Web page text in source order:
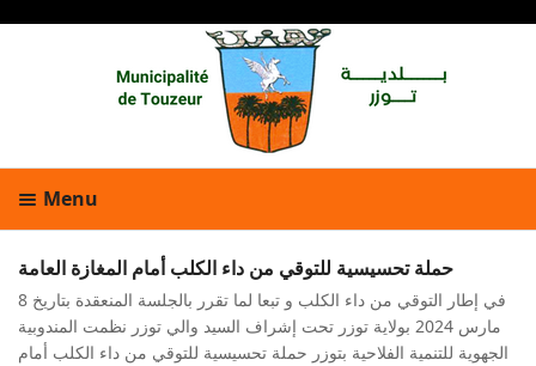
Menu
حملة تحسيسية للتوقي من داء الكلب أمام المغازة العامة
في إطار التوقي من داء الكلب و تبعا لما تقرر بالجلسة المنعقدة بتاريخ 8
مارس 2024 بولاية توزر تحت إشراف السيد والي توزر نظمت المندوبية
الجهوية للتنمية الفلاحية بتوزر حملة تحسيسية للتوقي من داء الكلب أمام